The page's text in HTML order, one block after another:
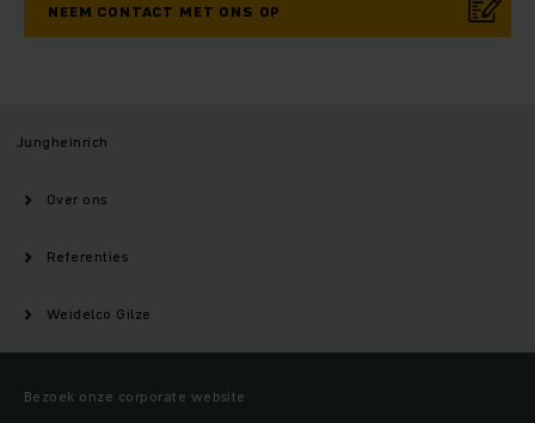
NEEM CONTACT MET ONS OP
Jungheinrich
Over ons
Referenties
Weidelco Gilze
Bezoek onze corporate website